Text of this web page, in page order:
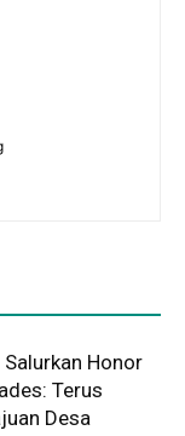
Honor
Terus
Desa